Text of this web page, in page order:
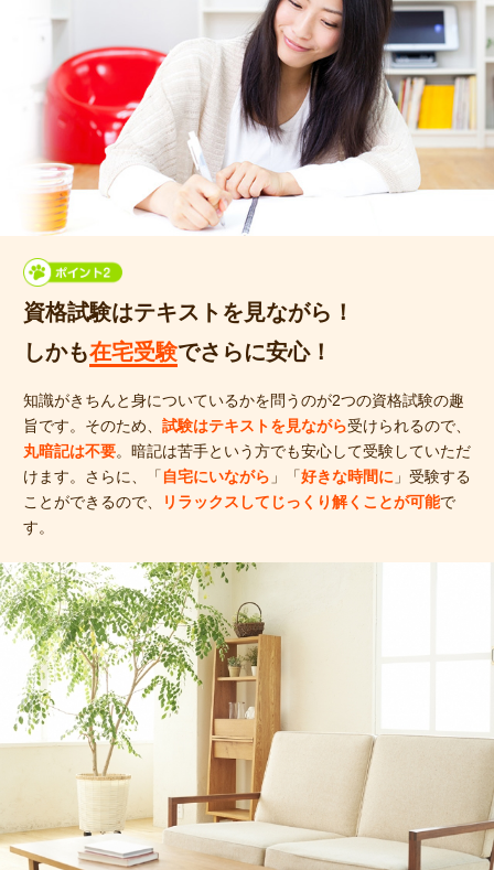
資格試験はテキストを見ながら！
しかも在宅受験でさらに安心！
知識がきちんと身についているかを問うのが2つの資格試験の趣
旨です。そのため、 試験はテキストを見ながら受けられるので、
丸暗記は不要。暗記は苦手という方でも安心して受験していただ
けます。さらに、「 自宅にいながら 」「好きな時間に 」受験する
ことができるので、
リラックスしてじっくり解くことが可能で
す。